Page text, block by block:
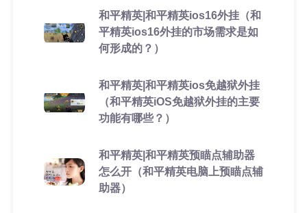
和平精英|和平精英ios16外挂（和
平精英ios16外挂的市场需求是如
何形成的？）
和平精英|和平精英ios免越狱外挂
（和平精英iOS免越狱外挂的主要
功能有哪些？）
和平精英|和平精英预瞄点辅助器
怎么开（和平精英电脑上预瞄点辅
助器）